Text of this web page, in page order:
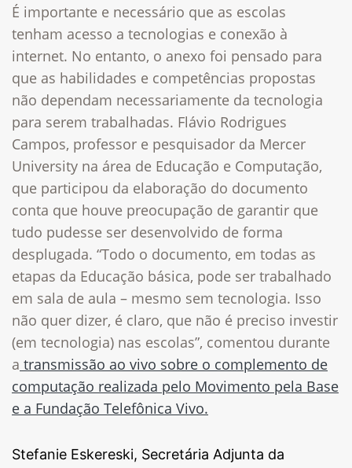
É importante e necessário que as escolas
tenham acesso a tecnologias e conexão à
internet. No entanto, o anexo foi pensado para
que as habilidades e competências propostas
não dependam necessariamente da tecnologia
para serem trabalhadas. Flávio Rodrigues
Campos, professor e pesquisador da Mercer
University na área de Educação e Computação,
que participou da elaboração do documento
conta que houve preocupação de garantir que
tudo pudesse ser desenvolvido de forma
desplugada. “Todo o documento, em todas as
etapas da Educação básica, pode ser trabalhado
em sala de aula – mesmo sem tecnologia. Isso
não quer dizer, é claro, que não é preciso investir
(em tecnologia) nas escolas”, comentou durante
a transmissão ao vivo sobre o complemento de
computação realizada pelo Movimento pela Base
e a Fundação Telefônica Vivo.
Stefanie Eskereski, Secretária Adjunta da